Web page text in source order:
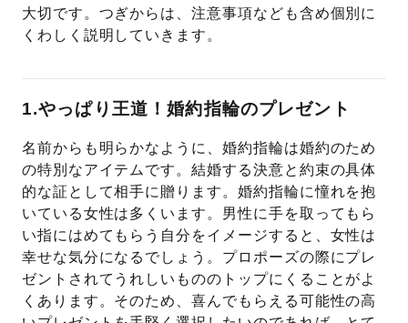
大切です。つぎからは、注意事項なども含め個別に
くわしく説明していきます。
1.やっぱり王道！婚約指輪のプレゼント
名前からも明らかなように、婚約指輪は婚約のため
の特別なアイテムです。結婚する決意と約束の具体
的な証として相手に贈ります。婚約指輪に憧れを抱
いている女性は多くいます。男性に手を取ってもら
い指にはめてもらう自分をイメージすると、女性は
幸せな気分になるでしょう。プロポーズの際にプレ
ゼントされてうれしいもののトップにくることがよ
くあります。そのため、喜んでもらえる可能性の高